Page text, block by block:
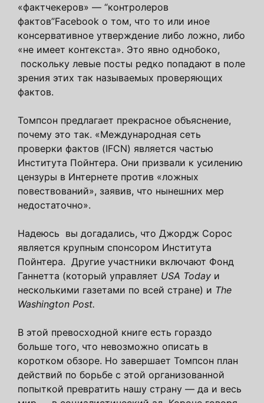
«фактчекеров» — “контролеров
фактов”Facebook о том, что то или иное
консервативное утверждение либо ложно, либо
«не имеет контекста». Это явно однобоко,
поскольку левые посты редко попадают в поле
зрения этих так называемых проверяющих
фактов.
Томпсон предлагает прекрасное объяснение,
почему это так. «Международная сеть
проверки фактов (IFCN) является частью
Института Пойнтера. Они призвали к усилению
цензуры в Интернете против «ложных
повествований», заявив, что нынешних мер
недостаточно».
Надеюсь вы догадались, что Джордж Сорос
является крупным спонсором Института
Пойнтера. Другие участники включают Фонд
Ганнетта (который управляет USA Today и
несколькими газетами по всей стране) и The
Washington Post.
В этой превосходной книге есть гораздо
больше того, что невозможно описать в
коротком обзоре. Но завершает Томпсон план
действий по борьбе с этой организованной
попыткой превратить нашу страну — да и весь